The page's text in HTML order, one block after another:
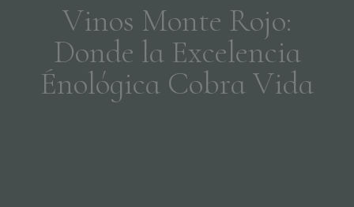
Vinos Monte Rojo:
Donde la Excelencia
Énológica Cobra Vida